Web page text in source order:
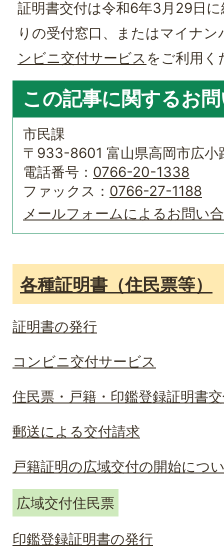
証明書交付は令和6年3月29日
りの受付窓口、またはマイナ
ンビニ交付サービス をご利用く
この記事に関するお
市民課
〒933-8601 富山県高岡市広
電話番号： 0766-20-1338
ファックス： 0766-27-1188
メールフォームによるお問い
各種証明書（住民票等）
証明書の発行
コンビニ交付サービス
住民票・戸籍・印鑑登録証明書
郵送による交付請求
戸籍証明の広域交付の開始につ
広域交付住民票
印鑑登録証明書の発行